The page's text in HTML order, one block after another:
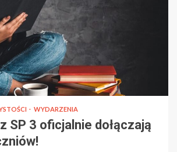
WYDARZENIA
SP 3 oficjalnie dołączają